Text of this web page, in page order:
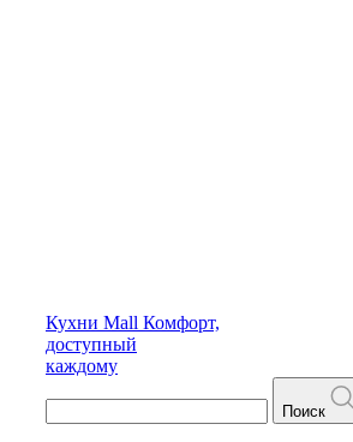
Кухни Mall Комфорт,
доступный
каждому
Поиск